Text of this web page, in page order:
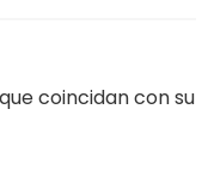
coincidan con su